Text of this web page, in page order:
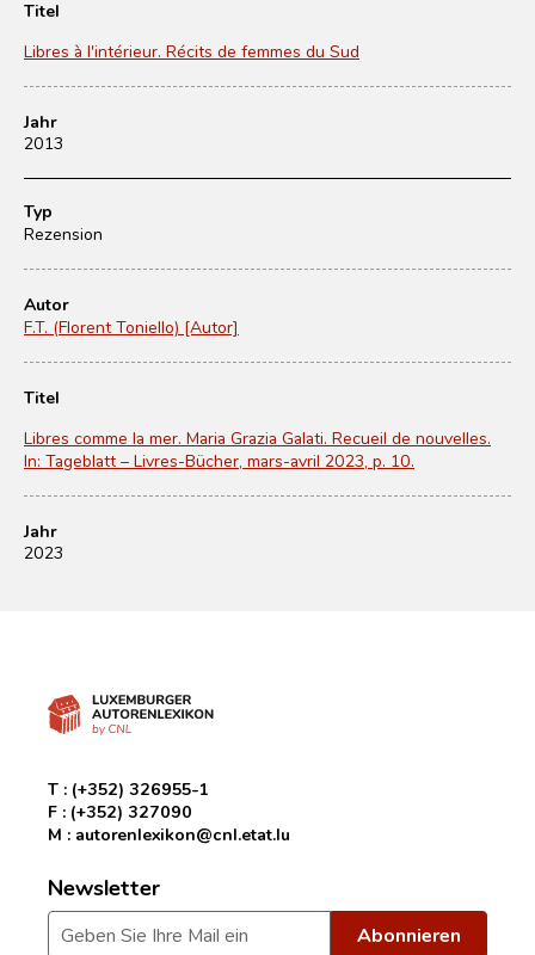
Titel
Libres à l'intérieur. Récits de femmes du Sud
Jahr
2013
Typ
Rezension
Autor
F.T. (Florent Toniello) [Autor]
Titel
Libres comme la mer. Maria Grazia Galati. Recueil de nouvelles.
In: Tageblatt – Livres-Bücher, mars-avril 2023, p. 10.
Jahr
2023
T : (+352) 326955-1
F : (+352) 327090
M : autorenlexikon@cnl.etat.lu
Newsletter